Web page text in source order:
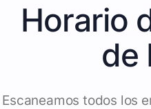
Horario
de
Escaneamos todos los